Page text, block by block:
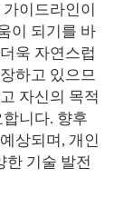
이드라인이
이 되기를 바
욱 자연스럽
하고 있으므
자신의 목적
니다. 향후
상되며, 개인
한 기술 발전